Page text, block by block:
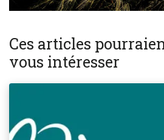
Ces articles
vous intéresser